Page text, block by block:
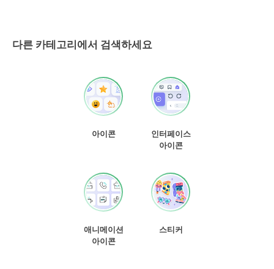
다른 카테고리에서 검색하세요
아이콘
인터페이스
아이콘
애니메이션
아이콘
스티커